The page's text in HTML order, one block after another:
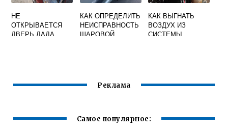
НЕ
ОТКРЫВАЕТСЯ
ДВЕРЬ ЛАДА
КАК ОПРЕДЕЛИТЬ
НЕИСПРАВНОСТЬ
ШАРОВОЙ
КАК ВЫГНАТЬ
ВОЗДУХ ИЗ
СИСТЕМЫ
Реклама
Самое популярное: